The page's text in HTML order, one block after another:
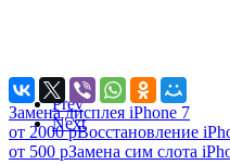
Prev
Next
Замена дисплея iPhone 7
от 2000 рВосстановление
от 500 рЗамена сим слота